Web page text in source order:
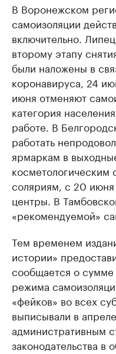
В Воронежском
самоизоляции
включительно.
второму этапу
были наложены в
коронавируса, 24
июня отменяют
категория
работе. В
работать
ярмаркам в
косметологическим
соляриям, с 20 июня
центры. В
«рекомендуемой»
Тем временем
истории»
сообщается о
режима
«фейков» во всех
выписывали в
административным
законодательства в